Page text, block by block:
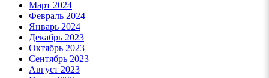
Март 2024
Февраль 2024
Январь 2024
Декабрь 2023
Октябрь 2023
Сентябрь 2023
Август 2023